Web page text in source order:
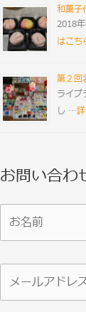
和菓子
2018
はこち
第２回
ライプ
し …
お問い合わ